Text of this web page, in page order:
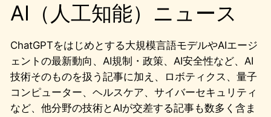
AI（人工知能）ニュース
ChatGPTをはじめとする大規模言語モデルやAIエージ
ェントの最新動向、AI規制・政策、AI安全性など、AI
技術そのものを扱う記事に加え、ロボティクス、量子
コンピューター、ヘルスケア、サイバーセキュリティ
など、他分野の技術とAIが交差する記事も数多く含ま